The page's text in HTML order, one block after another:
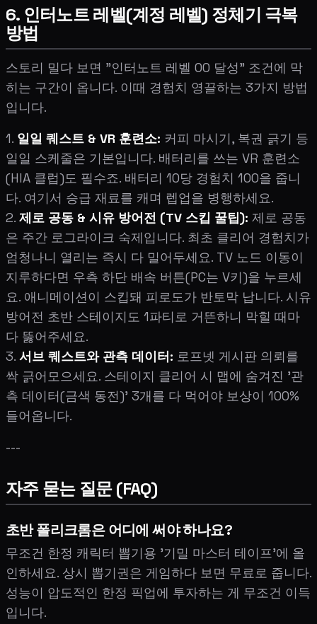
6. 인터노트 레벨(계정 레벨) 정체기 극복
방법
스토리 밀다 보면 "인터노트 레벨 OO 달성" 조건에 막
히는 구간이 옵니다. 이때 경험치 영끌하는 3가지 방법
입니다.
1. 일일 퀘스트 & VR 훈련소: 커피 마시기, 복권 긁기 등
일일 스케줄은 기본입니다. 배터리를 쓰는 VR 훈련소
(HIA 클럽)도 필수죠. 배터리 10당 경험치 100을 줍니
다. 여기서 승급 재료를 캐며 렙업을 병행하세요.
2. 제로 공동 & 시유 방어전 (TV 스킵 꿀팁): 제로 공동
은 주간 로그라이크 숙제입니다. 최초 클리어 경험치가
엄청나니 열리는 즉시 다 밀어두세요. TV 노드 이동이
지루하다면 우측 하단 배속 버튼(PC는 V키)을 누르세
요. 애니메이션이 스킵돼 피로도가 반토막 납니다. 시유
방어전 초반 스테이지도 1파티로 거뜬하니 막힐 때마
다 뚫어주세요.
3. 서브 퀘스트와 관측 데이터: 로프넷 게시판 의뢰를
싹 긁어모으세요. 스테이지 클리어 시 맵에 숨겨진 '관
측 데이터(금색 동전)' 3개를 다 먹어야 보상이 100%
들어옵니다.
---
자주 묻는 질문 (FAQ)
초반 폴리크롬은 어디에 써야 하나요?
무조건 한정 캐릭터 뽑기용 '기밀 마스터 테이프'에 올
인하세요. 상시 뽑기권은 게임하다 보면 무료로 줍니다.
성능이 압도적인 한정 픽업에 투자하는 게 무조건 이득
입니다.